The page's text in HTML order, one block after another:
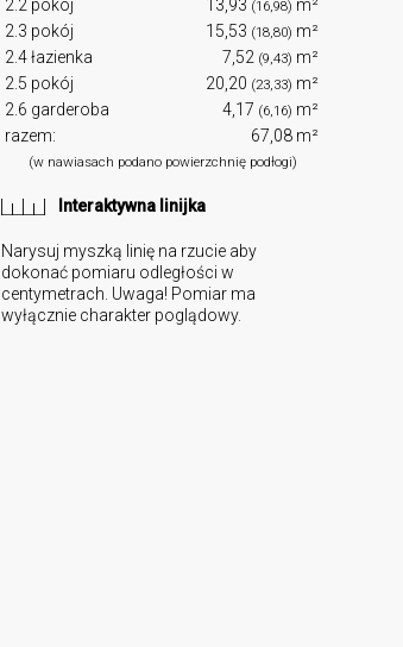
2.2 pokój
13,93 (16,98) m²
2.3 pokój
15,53 (18,80) m²
2.4 łazienka
7,52 (9,43) m²
2.5 pokój
20,20 (23,33) m²
2.6 garderoba
4,17 (6,16) m²
razem:
67,08 m²
(w nawiasach podano powierzchnię podłogi)
Interaktywna linijka
Narysuj myszką linię na rzucie aby
dokonać pomiaru odległości w
centymetrach. Uwaga! Pomiar ma
wyłącznie charakter poglądowy.